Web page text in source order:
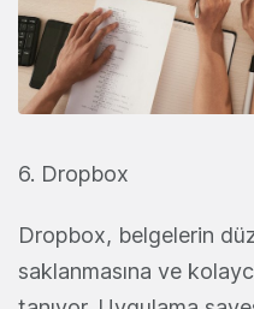
6. Dropbox
Dropbox, belgelerin
saklanmasına ve